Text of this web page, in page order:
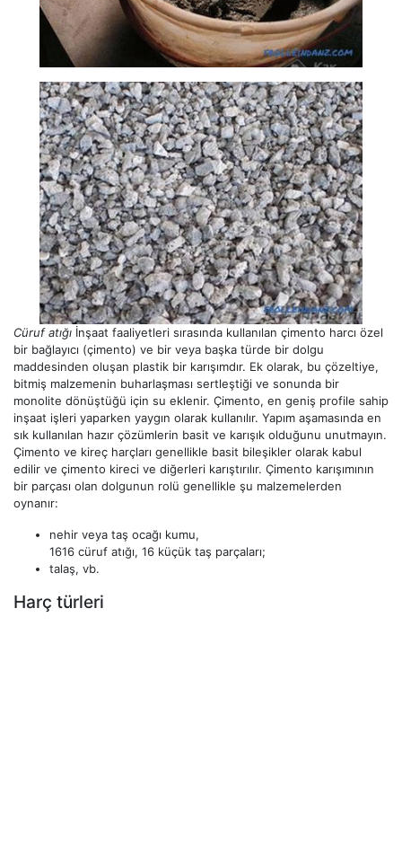
Cüruf atığı İnşaat faaliyetleri sırasında kullanılan çimento harcı özel
bir bağlayıcı (çimento) ve bir veya başka türde bir dolgu
maddesinden oluşan plastik bir karışımdır. Ek olarak, bu çözeltiye,
bitmiş malzemenin buharlaşması sertleştiği ve sonunda bir
monolite dönüştüğü için su eklenir. Çimento, en geniş profile sahip
inşaat işleri yaparken yaygın olarak kullanılır. Yapım aşamasında en
sık kullanılan hazır çözümlerin basit ve karışık olduğunu unutmayın.
Çimento ve kireç harçları genellikle basit bileşikler olarak kabul
edilir ve çimento kireci ve diğerleri karıştırılır. Çimento karışımının
bir parçası olan dolgunun rolü genellikle şu malzemelerden
oynanır:
nehir veya taş ocağı kumu,
1616 cüruf atığı, 16 küçük taş parçaları;
talaş, vb.
Harç türleri